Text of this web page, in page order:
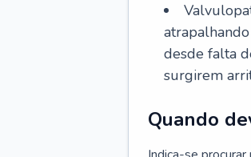
desde falta
surgirem
Quando